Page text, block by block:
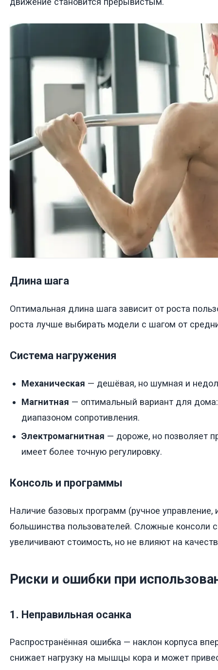
Длина шага
Оптимальная длина шага зависит от роста
роста лучше выбирать модели с шагом от
Система нагружения
Механическая — дешёвая, но шумная и
Магнитная — оптимальный вариант для
диапазоном сопротивления.
Электромагнитная — дороже, но позволяет
имеет более точную регулировку.
Консоль и программы
Наличие базовых программ (ручное
большинства пользователей. Сложные консоли
увеличивают стоимость, но не влияют на
Риски и ошибки при
1. Неправильная осанка
Распространённая ошибка — наклон корпуса
снижает нагрузку на мышцы кора и может